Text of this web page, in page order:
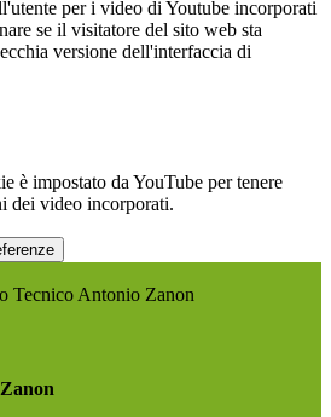
per i video di Youtube incorporati
se il visitatore del sito web sta
versione dell'interfaccia di
è impostato da YouTube per tenere
dei video incorporati.
Tecnico Antonio Zanon